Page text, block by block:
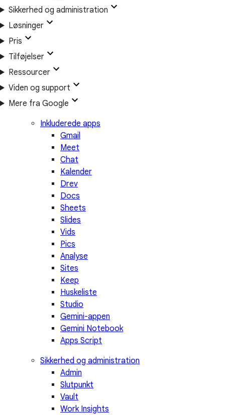
Sikkerhed og administration
Løsninger
Pris
Tilføjelser
Ressourcer
Viden og support
Mere fra Google
Inkluderede apps
Gmail
Meet
Chat
Kalender
Drev
Docs
Sheets
Slides
Vids
Pics
Analyse
Sites
Keep
Huskeliste
Studio
Gemini-appen
Gemini Notebook
Apps Script
Sikkerhed og administration
Admin
Slutpunkt
Vault
Work Insights